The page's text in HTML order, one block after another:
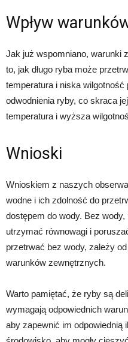
Wpływ
Jak już wspomniano, warunki
to, jak długo ryba może
temperatura i niska
odwodnienia ryby, co skraca
temperatura i wyższa
Wnioski
Wnioskiem z naszych
wodne i ich zdolność do
dostępem do wody. Bez
utrzymać równowagi i
przetrwać bez wody, zależy
warunków zewnętrznych.
Warto pamiętać, że ryby są
wymagają odpowiednich
aby zapewnić im odpowiednią